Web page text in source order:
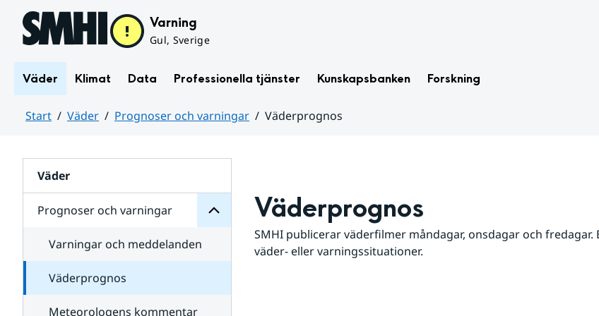
Hoppa till sidans innehåll Varning
Gul, Sverige
Väder Klimat Data Professionella tjänster Kunskapsbanken Forskning
Start Väder Prognoser och varningar
Väderprognos
Väder
Prognoser och varningar
för
varningar
Varningar och meddelanden
Väderprognos
Meteorologens kommentar
Väderprognos
SMHI publicerar väderfilmer måndagar, onsdagar och fredagar.
väder- eller varningssituationer.